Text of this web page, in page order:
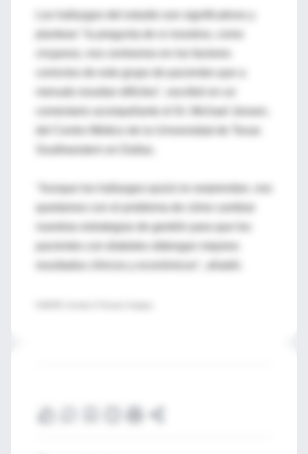
Los hallazgos del estudio son significativos y
plantean "la pregunta de si nosotros, como
correctos de este grupo de pacientes que a
"Aunque los hallazgos quizá no sorprendan, nos
nuestras estrategias de gestión para que los
pacientes con diabetes obtengan mejores